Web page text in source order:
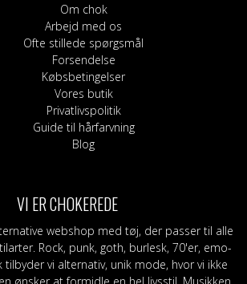
Om chok
Arbejd med os
Ofte stillede spørgsmål
Forsendelse
Købsbetingelser
Vores butik
Privatlivspolitik
Guide til hårfarvning
Blog
VI ER CHOKEREDE
webshop med tøj, der passer til alle
Rock, punk, goth, burlesk, 70'er, emo-
tilbyder vi alternativ, unik mode, hvor vi ikke